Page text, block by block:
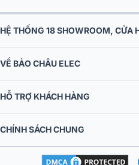
HỆ THỐNG 18 SHOWROOM, CỬA
VỀ BẢO CHÂU ELEC
HỖ TRỢ KHÁCH HÀNG
CHÍNH SÁCH CHUNG